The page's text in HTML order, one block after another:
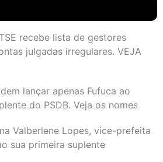
recebe lista de gestores
julgadas irregulares. VEJA
lançar apenas Fufuca ao
do PSDB. Veja os nomes
Valberlene Lopes, vice-prefeita
sua primeira suplente